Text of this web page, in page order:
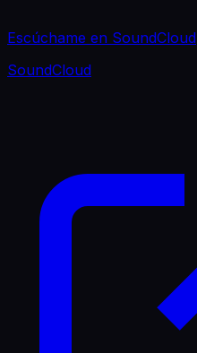
Escúchame en SoundCloud
SoundCloud